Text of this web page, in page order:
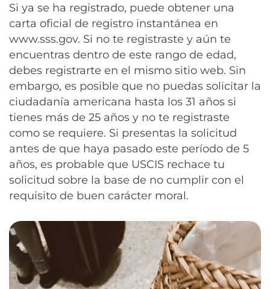
Si ya se ha registrado, puede obtener una
carta oficial de registro instantánea en
www.sss.gov. Si no te registraste y aún te
encuentras dentro de este rango de edad,
debes registrarte en el mismo sitio web. Sin
embargo, es posible que no puedas solicitar la
ciudadanía americana hasta los 31 años si
tienes más de 25 años y no te registraste
como se requiere. Si presentas la solicitud
antes de que haya pasado este período de 5
años, es probable que USCIS rechace tu
solicitud sobre la base de no cumplir con el
requisito de buen carácter moral.